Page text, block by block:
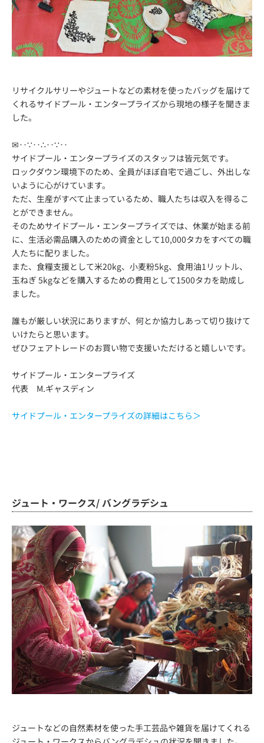
リサイクルサリーやジュートなどの素材を使ったバッグを届けて
くれるサイドプール・エンタープライズから現地の様子を聞きま
した。
✉‥∵‥∴‥∵‥
サイドプール・エンタープライズのスタッフは皆元気です。
ロックダウン環境下のため、全員がほぼ自宅で過ごし、外出しな
いように心がけています。
ただ、生産がすべて止まっているため、職人たちは収入を得るこ
とができません。
そのためサイドプール・エンタープライズでは、休業が始まる前
に、生活必需品購入のための資金として10,000タカをすべての職
人たちに配りました。
また、食糧支援として米20kg、小麦粉5kg、食用油1リットル、
玉ねぎ 5kgなどを購入するための費用として1500タカを助成し
ました。
誰もが厳しい状況にありますが、何とか協力しあって切り抜けて
いけたらと思います。
ぜひフェアトレードのお買い物で支援いただけると嬉しいです。
サイドプール・エンタープライズ
代表 M.ギャスディン
サイドプール・エンタープライズの詳細はこちら＞
ジュート・ワークス/ バングラデシュ
ジュートなどの自然素材を使った手工芸品や雑貨を届けてくれる